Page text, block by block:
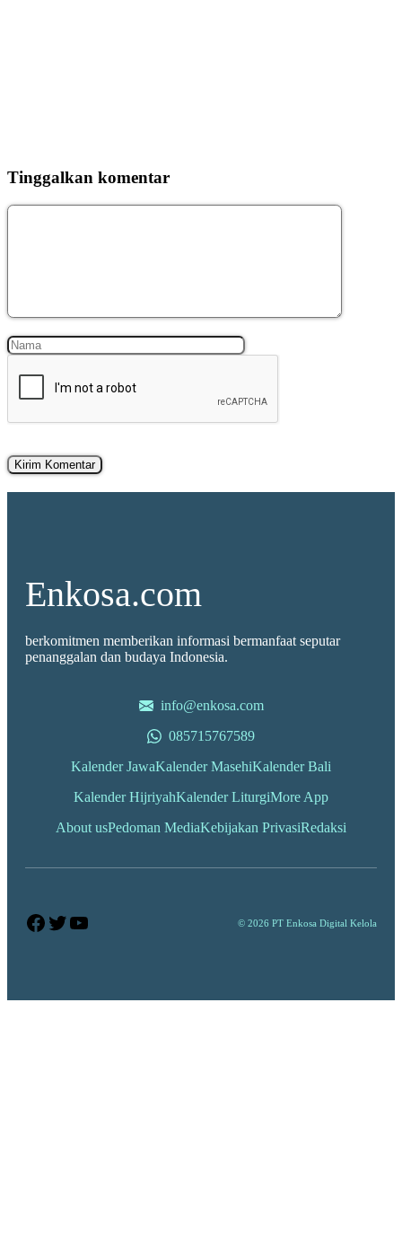
Tinggalkan komentar
Komentar
Nama Surel
Enkosa.com
berkomitmen memberikan informasi bermanfaat seputar
penanggalan dan budaya Indonesia.
info@enkosa.com
085715767589
Kalender JawaKalender MasehiKalender Bali
Kalender HijriyahKalender LiturgiMore App
About usPedoman MediaKebijakan PrivasiRedaksi
Facebook
Twitter
YouTube © 2026 PT Enkosa Digital Kelola